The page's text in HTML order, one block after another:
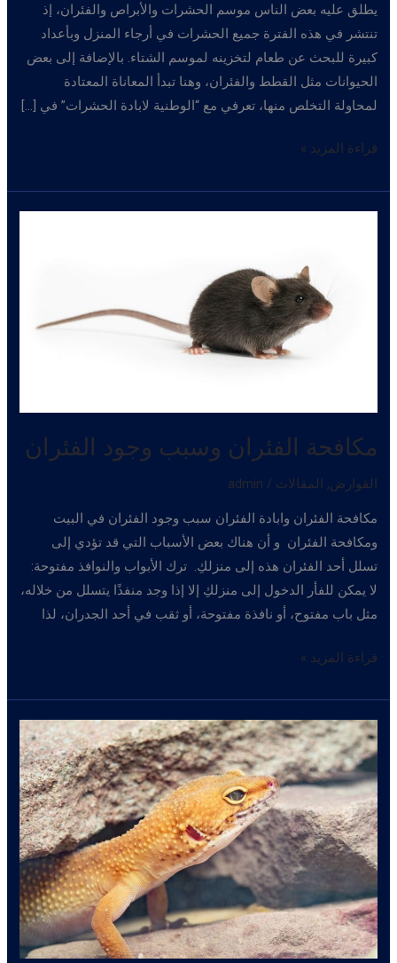
يطلق عليه بعض الناس موسم الحشرات والأبراص والفئران، إذ
تنتشر في هذه الفترة جميع الحشرات في أرجاء المنزل وبأعداد
كبيرة للبحث عن طعام لتخزينه لموسم الشتاء. بالإضافة إلى بعض
الحيوانات مثل القطط والفئران، وهنا تبدأ المعاناة المعتادة
لمحاولة التخلص منها، تعرفي مع “الوطنية لابادة الحشرات” في […]
ابادة
في
قراءة المزيد »
مكافحة الفئران وسبب وجود الفئران
القوارض, المقالات /
admin
مكافحة الفئران وابادة الفئران سبب وجود الفئران في البيت
ومكافحة الفئران و أن هناك بعض الأسباب التي قد تؤدي إلى
تسلل أحد الفئران هذه إلى منزلكِ. ترك الأبواب والنوافذ مفتوحة:
لا يمكن للفأر الدخول إلى منزلكِ إلا إذا وجد منفذًا يتسلل من خلاله،
مثل باب مفتوح، أو نافذة مفتوحة، أو ثقب في أحد الجدران، لذا
مكافحة
وسبب
وجود
الفئران
قراءة المزيد »